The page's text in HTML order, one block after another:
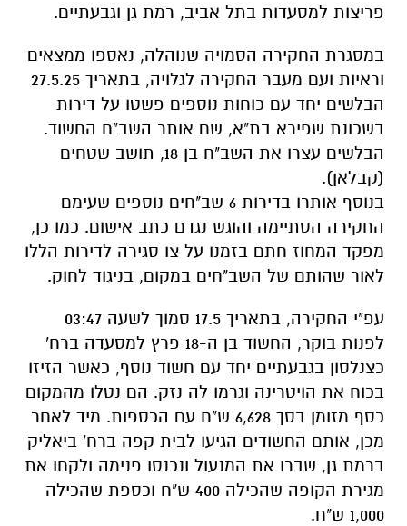
פריצות למסעדות בתל אביב, רמת גן וגבעתיים.
במסגרת החקירה הסמויה שנוהלה, נאספו ממצאים
וראיות ועם מעבר החקירה לגלויה, בתאריך 27.5.25
הבלשים יחד עם כוחות נוספים פשטו על דירות
בשכונת שפירא בת"א, שם אותר השב"ח החשוד.
הבלשים עצרו את השב"ח בן 18, תושב שטחים
(קבלאן).
בנוסף אותרו בדירות 6 שב"חים נוספים שעימם
החקירה הסתיימה והוגש נגדם כתב אישום. כמו כן,
מפקד המחוז חתם בזמנו על צו סגירה לדירות הללו
לאור שהותם של השב"חים במקום, בניגוד לחוק.
עפ"י החקירה, בתאריך 17.5 סמוך לשעה 03:47
לפנות בוקר, החשוד בן ה-18 פרץ למסעדה ברח'
כצנלסון בגבעתיים יחד עם חשוד נוסף, כאשר הזיזו
בכוח את הויטרינה וגרמו לה נזק. הם נטלו מהמקום
כסף מזומן בסך 6,628 ש"ח עם הכספות. מיד לאחר
מכן, אותם החשודים הגיעו לבית קפה ברח' ביאליק
ברמת גן, שברו את המנעול ונכנסו פנימה ולקחו את
מגירת הקופה שהכילה 400 ש"ח וכספת שהכילה
1,000 ש"ח.